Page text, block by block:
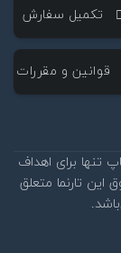
‌ تکمیل سفارش
‌ قوانین و مقررات
تنها برای اهداف
تارنما متعلق